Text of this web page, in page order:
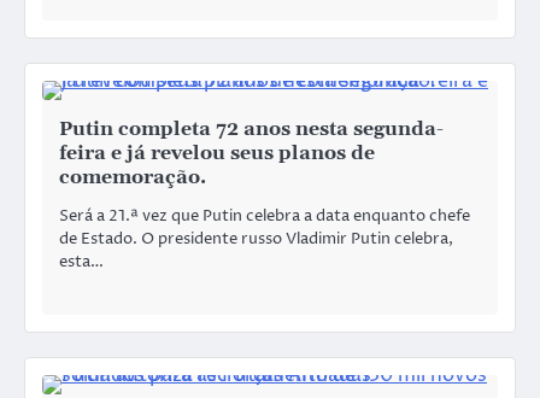
Putin completa 72 anos nesta segunda-
feira e já revelou seus planos de
comemoração.
Será a 21.ª vez que Putin celebra a data enquanto chefe
de Estado. O presidente russo Vladimir Putin celebra,
esta…